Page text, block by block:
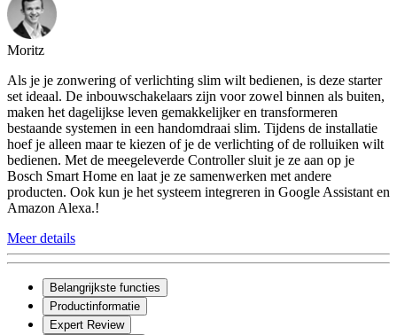
Moritz
Als je je zonwering of verlichting slim wilt bedienen, is deze starter
set ideaal. De inbouwschakelaars zijn voor zowel binnen als buiten,
maken het dagelijkse leven gemakkelijker en transformeren
bestaande systemen in een handomdraai slim. Tijdens de installatie
hoef je alleen maar te kiezen of je de verlichting of de rolluiken wilt
bedienen. Met de meegeleverde Controller sluit je ze aan op je
Bosch Smart Home en laat je ze samenwerken met andere
producten. Ook kun je het systeem integreren in Google Assistant en
Amazon Alexa.!
Meer details
Belangrijkste functies
Productinformatie
Expert Review